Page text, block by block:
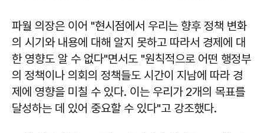
파월 의장은 이어 "현시점에서 우리는 향후 정책 변화
의 시기와 내용에 대해 알지 못하고 따라서 경제에 대
한 영향도 알 수 없다"면서도 "원칙적으로 어떤 행정부
의 정책이나 의회의 정책들도 시간이 지남에 따라 경
제에 영향을 미칠 수 있다. 이는 우리가 2개의 목표를
달성하는 데 있어 중요할 수 있다"고 강조했다.